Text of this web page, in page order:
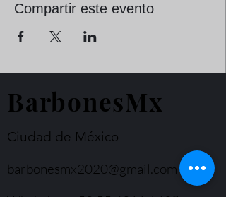
Compartir este evento
BarbonesMx
Ciudad de México
barbonesmx2020@gmail.com
WhatsApp+52 55 4366 1439